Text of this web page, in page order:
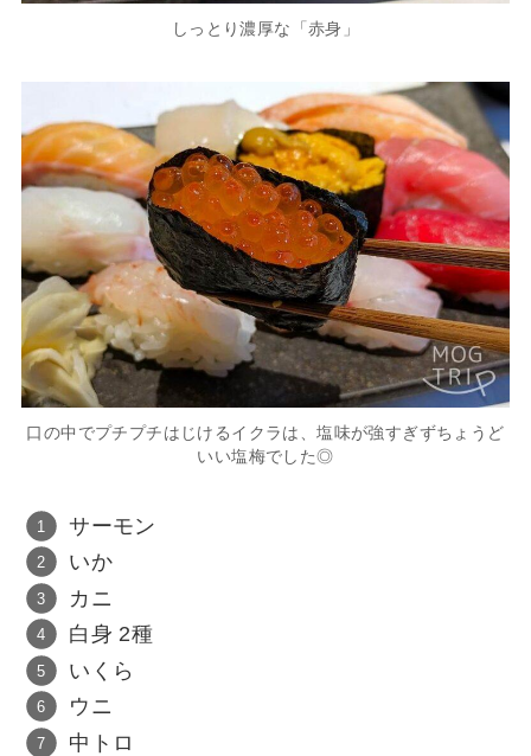
しっとり濃厚な「赤身」
口の中でプチプチはじけるイクラは、塩味が強すぎずちょうど
いい塩梅でした◎
サーモン
いか
カニ
白身 2種
いくら
ウニ
中トロ